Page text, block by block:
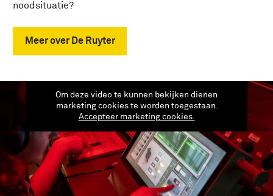
noodsituatie?
Meer over De Ruyter
Om deze video te kunnen bekijken dienen
marketing cookies te worden toegestaan.
Accepteer marketing cookies.